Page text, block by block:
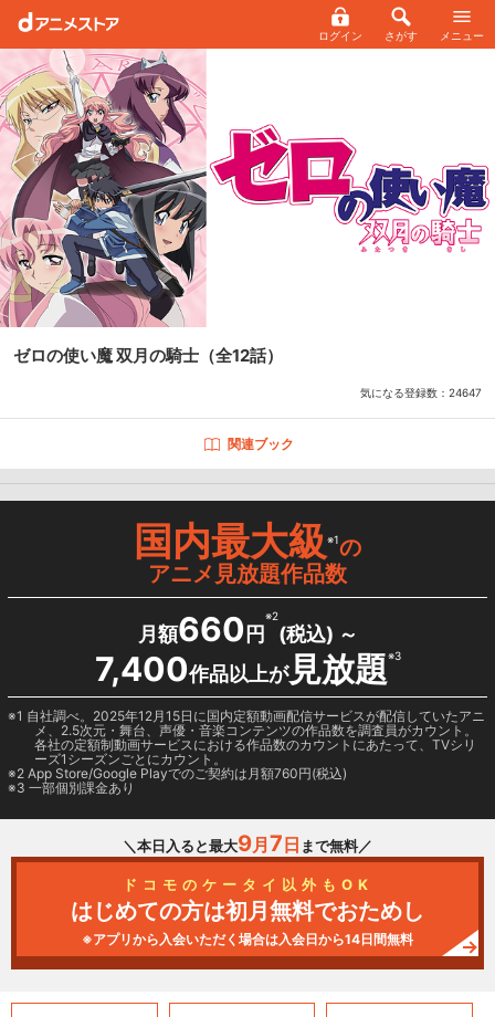
ログイン さがす メニュー
ゼロの使い魔 双月の騎士 （全12話）
気になる登録数： 24647
関連ブック
国内最大級※1の
アニメ見放題作品数
月額660 円
※2
(税込) ～
7,400作品以上が見放題※3
1 自社調べ。2025年12月15日に国内定額動画配信サービスが配信していたアニ
メ、2.5次元・舞台、声優・音楽コンテンツの作品数を調査員がカウント。
各社の定額制動画サービスにおける作品数のカウントにあたって、TVシリ
ーズ1シーズンごとにカウント。
2 App Store/Google Playでのご契約は月額760円(税込)
3 一部個別課金あり
＼本日入ると最大9月 7 日 まで無料／
ドコモのケータイ以外もOK
はじめての方は初月無料でおためし
※アプリから入会いただく場合は入会日から14日間無料